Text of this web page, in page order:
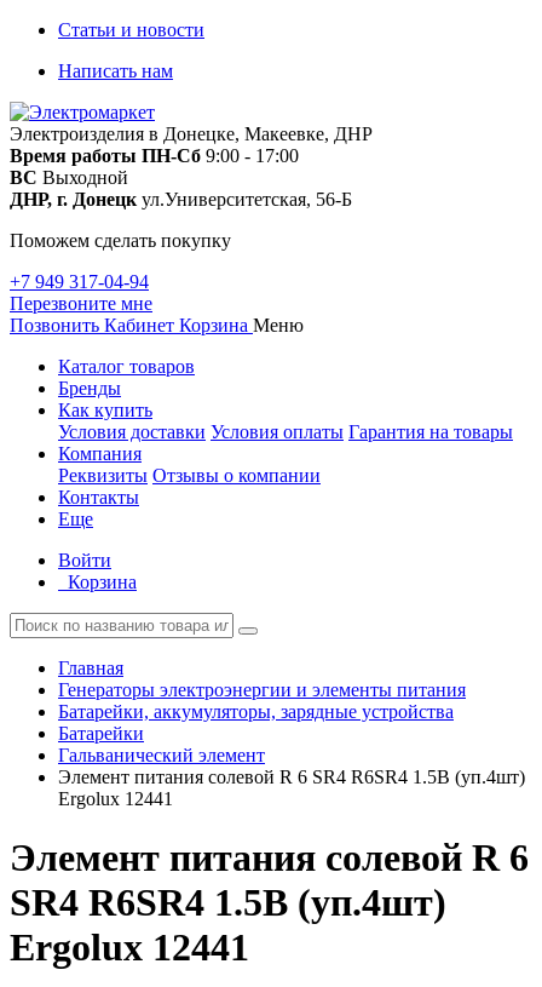
Статьи и новости
Написать нам
Электроизделия в Донецке, Макеевке, ДНР
Время работы ПН-Сб 9:00 - 17:00
ВС Выходной
ДНР, г. Донецк ул.Университетская, 56-Б
Поможем сделать покупку
+7 949 317-04-94
Перезвоните мне
Позвонить Кабинет Корзина Меню
Каталог товаров
Бренды
Как купить
Условия доставки Условия оплаты Гарантия на товары
Компания
Реквизиты Отзывы о компании
Контакты
Еще
Войти
Корзина
Главная
Генераторы электроэнергии и элементы питания
Батарейки, аккумуляторы, зарядные устройства
Батарейки
Гальванический элемент
Элемент питания солевой R 6 SR4 R6SR4 1.5В (уп.4шт)
Ergolux 12441
Элемент питания солевой R 6
SR4 R6SR4 1.5В (уп.4шт)
Ergolux 12441